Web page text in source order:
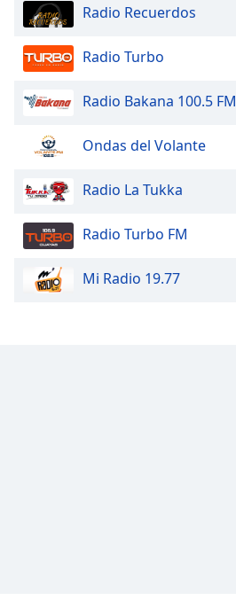
Dialog
End
dialog
Radio Recuerdos
Radio Turbo
Radio Bakana 100.5 FM
Ondas del Volante
Radio La Tukka
Radio Turbo FM
Mi Radio 19.77